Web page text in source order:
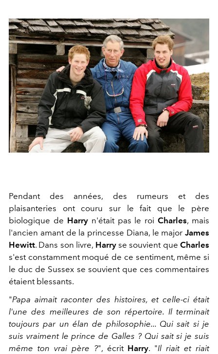
Pendant des années, des rumeurs et des
plaisanteries ont couru sur le fait que le père
biologique de Harryn'était pas le roiCharles, mais
l'ancien amant de la princesse Diana, le major James
Hewitt. Dans son livre, Harryse souvient que Charles
s'est constamment moqué de ce sentiment, même si
le duc de Sussex se souvient que ces commentaires
étaient blessants.
"Papa aimait raconter des histoires, et celle-ci était
l'une des meilleures de son répertoire. Il terminait
toujours par un élan de philosophie... Qui sait si je
suis vraiment le prince de Galles ? Qui sait si je suis
même ton vrai père ?", écrit Harry. "Il riait et riait